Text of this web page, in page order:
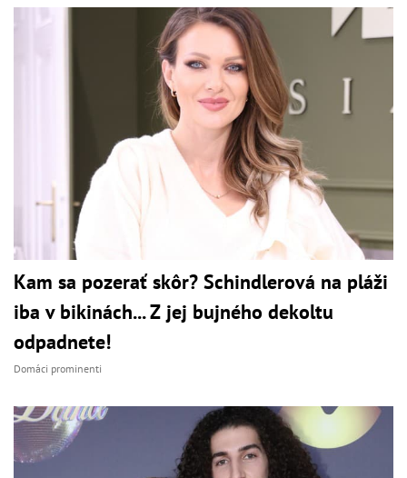
Kam sa pozerať skôr? Schindlerová na pláži
iba v bikinách... Z jej bujného dekoltu
odpadnete!
Domáci prominenti